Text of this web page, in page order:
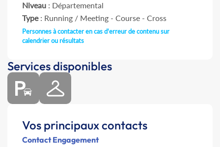
Niveau : Départemental
Type: Running / Meeting - Course - Cross
Personnes à contacter en cas d'erreur de contenu sur
calendrier ou résultats
Services disponibles
Vos principaux contacts
Contact Engagement